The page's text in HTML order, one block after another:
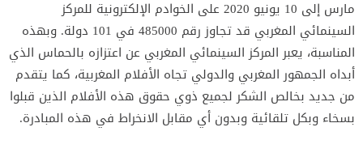
مارس إلى 10 يونيو 2020 على الخوادم الإلكترونية للمركز
السينمائي المغربي قد تجاوز رقم 485000 في 101 دولة. وبهذه
المناسبة، يعبر المركز السينمائي المغربي عن اعتزازه بالحماس الذي
أبداه الجمهور المغربي والدولي تجاه الأفلام المغربية، كما يتقدم
من جديد بخالص الشكر لجميع ذوي حقوق هذه الأفلام الذين قبلوا
بسخاء وبكل تلقائية وبدون أي مقابل الانخراط في هذه المبادرة.